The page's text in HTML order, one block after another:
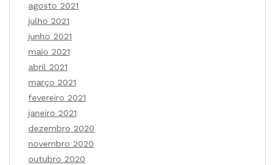
agosto 2021
julho 2021
junho 2021
maio 2021
abril 2021
março 2021
fevereiro 2021
janeiro 2021
dezembro 2020
novembro 2020
outubro 2020